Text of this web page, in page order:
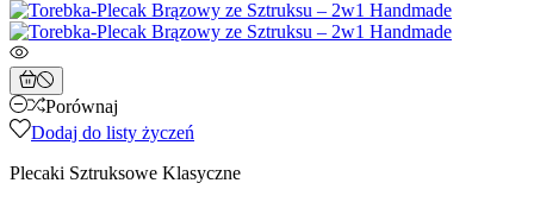
Porównaj
Dodaj do listy życzeń
Plecaki Sztruksowe Klasyczne